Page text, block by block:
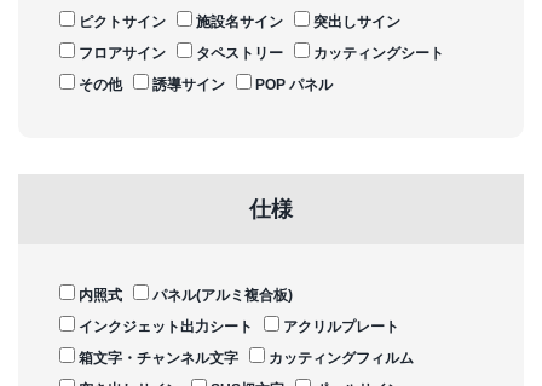
ピクトサイン
施設名サイン
突出しサイン
フロアサイン
タペストリー
カッティングシート
その他
誘導サイン POP パネル
仕様
内照式
パネル(アルミ複合板)
インクジェット出力シート
アクリルプレート
箱文字・チャンネル文字
カッティングフィルム